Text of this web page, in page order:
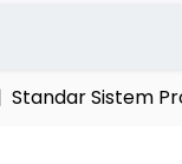
Sistem